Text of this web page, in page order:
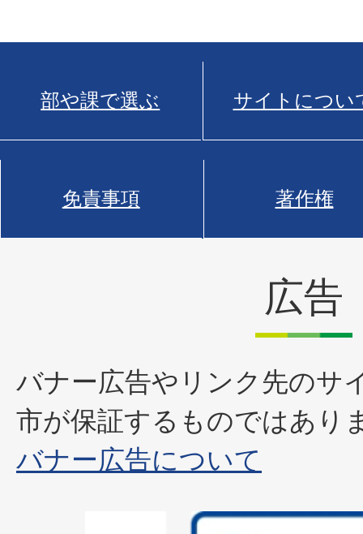
部や課で選ぶ サイトについ
免責事項 著作権
広告
バナー広告やリンク先のサ
市が保証するものではあり
バナー広告について